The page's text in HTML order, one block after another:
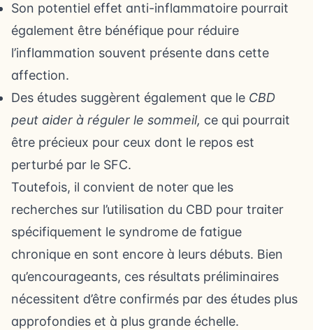
Son potentiel effet anti-inflammatoire pourrait
également être bénéfique pour réduire
l’inflammation souvent présente dans cette
affection.
Des études suggèrent également que le CBD
peut aider à réguler le sommeil, ce qui pourrait
être précieux pour ceux dont le repos est
perturbé par le SFC.
Toutefois, il convient de noter que les
recherches sur l’utilisation du CBD pour traiter
spécifiquement le syndrome de fatigue
chronique en sont encore à leurs débuts. Bien
qu’encourageants, ces résultats préliminaires
nécessitent d’être confirmés par des études plus
approfondies et à plus grande échelle.